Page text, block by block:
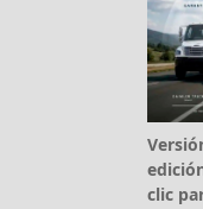
clic